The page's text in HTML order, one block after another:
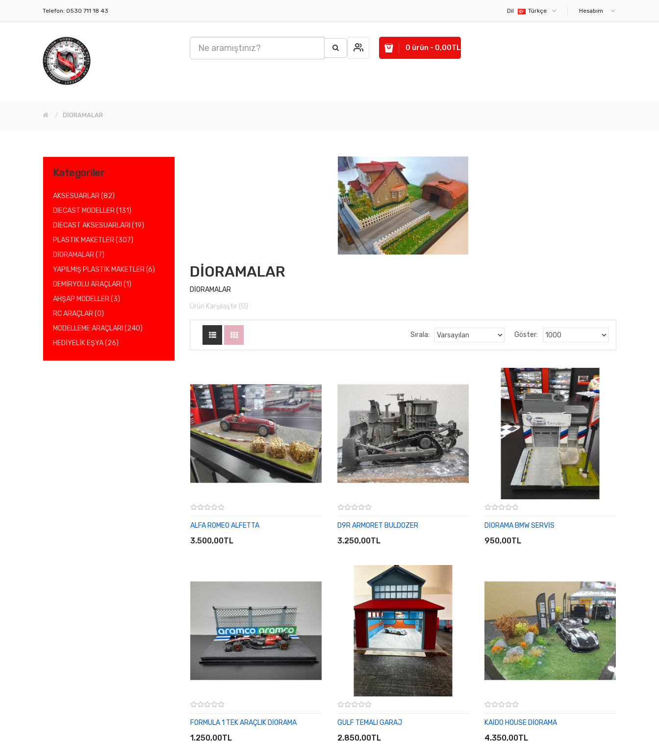
Telefon: 0530 711 18 43 Dil Türkçe Hesabım
0 ürün - 0,00TL
DİORAMALAR
Kategoriler
AKSESUARLAR (82)
DIECAST MODELLER (131)
DİECAST AKSESUARLARI (19)
PLASTIK MAKETLER (307)
DİORAMALAR (7)
YAPILMIŞ PLASTİK MAKETLER (6)
DEMİRYOLU ARAÇLARI (1)
AHŞAP MODELLER (3)
RC ARAÇLAR (0)
MODELLEME ARAÇLARI (240)
HEDİYELİK EŞYA (26)
DİORAMALAR
DİORAMALAR
Ürün Karşılaştır (0)
Sırala: Göster:
ALFA ROMEO ALFETTA
3.500,00TL
D9R ARMORET BULDOZER
3.250,00TL
DİORAMA BMW SERVİS
950,00TL
FORMULA 1 TEK ARAÇLIK DİORAMA
1.250,00TL
GULF TEMALI GARAJ
2.850,00TL
KAİDO HOUSE DİORAMA
4.350,00TL